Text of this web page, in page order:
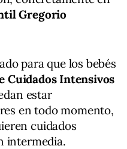
Gregorio
para que los bebés
Cuidados Intensivos
estar
en todo momento,
cuidados
intermedia.